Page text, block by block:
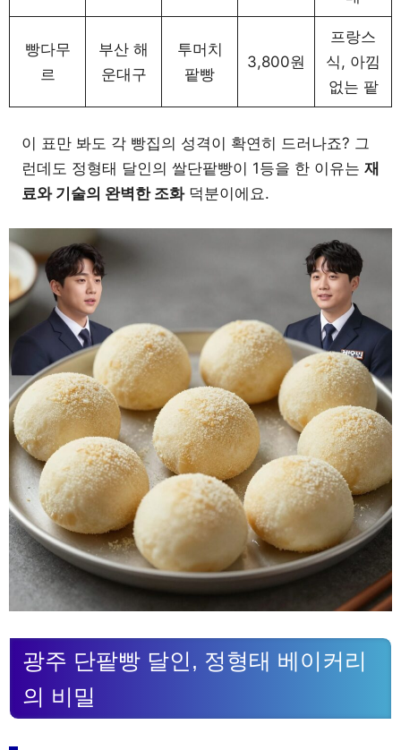
빵다무
르
부산 해
운대구
투머치
팥빵
3,800원
프랑스
식, 아낌
없는 팥
이 표만 봐도 각 빵집의 성격이 확연히 드러나죠? 그
런데도 정형태 달인의 쌀단팥빵이 1등을 한 이유는 재
료와 기술의 완벽한 조화덕분이에요.
광주 단팥빵 달인, 정형태 베이커리
의 비밀